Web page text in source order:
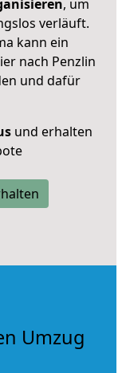
, um
verläuft.
kann ein
nach Penzlin
und dafür
und erhalten
Umzug